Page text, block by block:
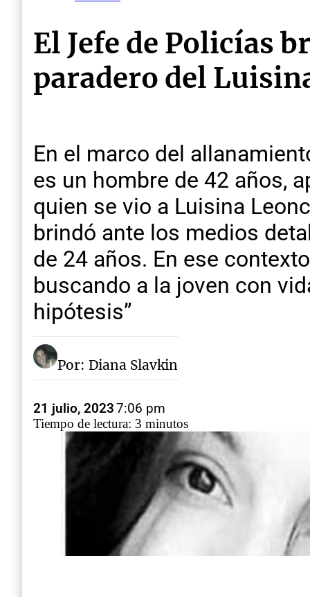
El Jefe de Policías
paradero del
En el marco del
es un hombre de 42 años,
quien se vio a Luisina
brindó ante los medios
de 24 años. En ese
buscando a la joven con
hipótesis”
Por: Diana Slavkin
21 julio, 20237:06 pm
Tiempo de lectura: 3 minutos